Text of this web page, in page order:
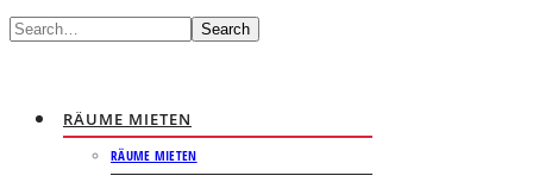
Search
RÄUME MIETEN
RÄUME MIETEN